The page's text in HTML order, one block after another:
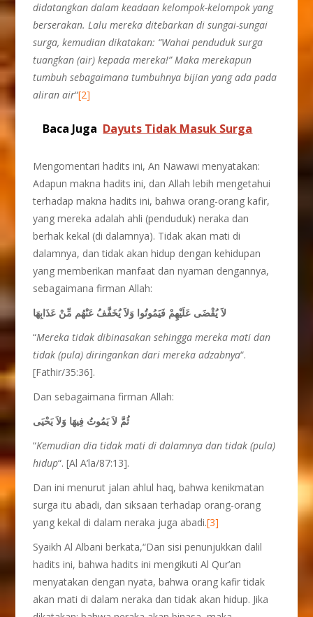
didatangkan dalam keadaan kelompok-kelompok yang
berserakan. Lalu mereka ditebarkan di sungai-sungai
surga, kemudian dikatakan: “Wahai penduduk surga
tuangkan (air) kepada mereka!” Maka merekapun
tumbuh sebagaimana tumbuhnya bijian yang ada pada
aliran air“[2]
Baca Juga Dayuts Tidak Masuk Surga
Mengomentari hadits ini, An Nawawi menyatakan:
Adapun makna hadits ini, dan Allah lebih mengetahui
terhadap makna hadits ini, bahwa orang-orang kafir,
yang mereka adalah ahli (penduduk) neraka dan
berhak kekal (di dalamnya). Tidak akan mati di
dalamnya, dan tidak akan hidup dengan kehidupan
yang memberikan manfaat dan nyaman dengannya,
sebagaimana firman Allah:
لاَ يُقْضَى عَلَيْهِمْ فَيَمُوتُوا وَلاَ يُخَفَّفُ عَنْهُم مِّنْ عَذَابِهَا
“Mereka tidak dibinasakan sehingga mereka mati dan
tidak (pula) diringankan dari mereka adzabnya“.
[Fathir/35:36].
Dan sebagaimana firman Allah:
ثُمَّ لاَ يَمُوتُ فِيهَا وَلاَ يَحْيَى
“Kemudian dia tidak mati di dalamnya dan tidak (pula)
hidup“. [Al A’la/87:13].
Dan ini menurut jalan ahlul haq, bahwa kenikmatan
surga itu abadi, dan siksaan terhadap orang-orang
yang kekal di dalam neraka juga abadi.[3]
Syaikh Al Albani berkata,“Dan sisi penunjukkan dalil
hadits ini, bahwa hadits ini mengikuti Al Qur’an
menyatakan dengan nyata, bahwa orang kafir tidak
akan mati di dalam neraka dan tidak akan hidup. Jika